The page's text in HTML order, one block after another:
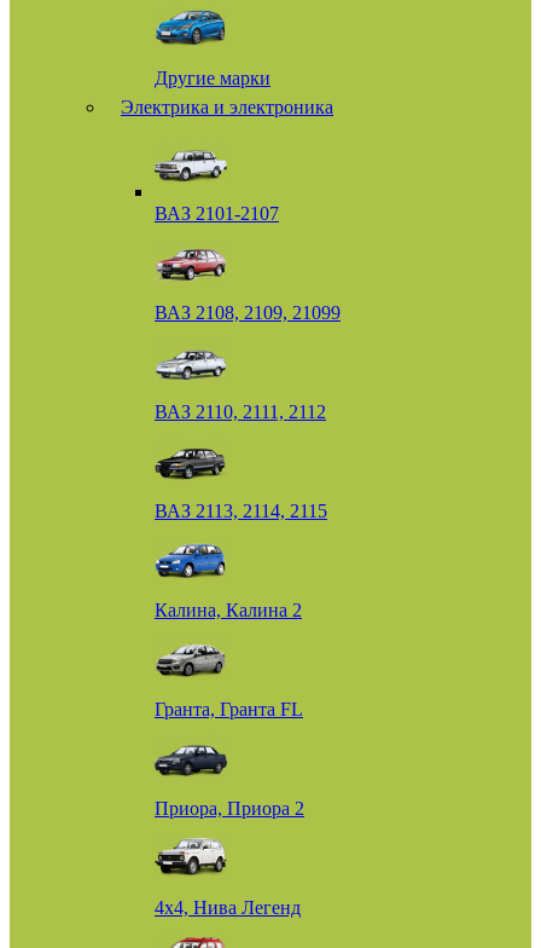
Другие марки
Электрика и электроника
ВАЗ 2101-2107
ВАЗ 2108, 2109, 21099
ВАЗ 2110, 2111, 2112
ВАЗ 2113, 2114, 2115
Калина, Калина 2
Гранта, Гранта FL
Приора, Приора 2
4х4, Нива Легенд